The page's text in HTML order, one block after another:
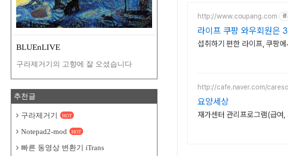
http://www.coupang.com
라이프 쿠팡 와우회원은
섭취하기 편한 라이프, 쿠팡
http://cafe.naver.com/
요양세상
재가센터 관리프로그램(급여
BLUEnLIVE
구라제거기의 고향에 잘 오셨습니다
추천글
구라제거기 HOT
Notepad2-mod HOT
빠른 동영상 변환기 iTrans